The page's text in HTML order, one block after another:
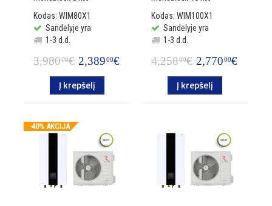
Kodas: WIM80X1
Sandėlyje yra
1-3 d.d.
3,98000€ 2,38900€
Į krepšelį
Kodas: WIM100X1
Sandėlyje yra
1-3 d.d.
4,25800€ 2,77000€
Į krepšelį
-40% AKCIJA